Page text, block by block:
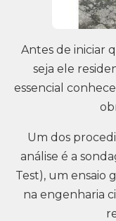
Antes de iniciar
seja ele
essencial
Um dos
análise é a
Test), um ensaio
na engenharia